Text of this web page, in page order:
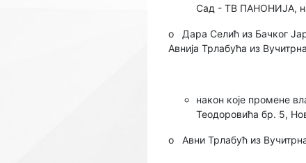
Сад - ТВ ПАНОНИЈА, на
o Дара Селић из Бачког
Авнија Трлабућа из
након које промене
Теодоровића бр. 5,
o Авни Трлабућ из